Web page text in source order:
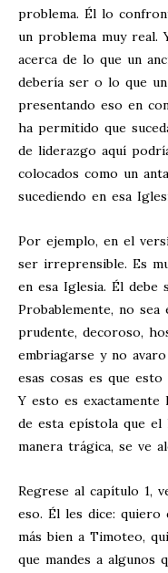
problema. Él lo
un problema muy real.
acerca de lo que un
debería ser o lo que
presentando eso en
ha permitido que
de liderazgo aquí
colocados como un
sucediendo en esa
Por ejemplo, en el
ser irreprensible. Es
en esa Iglesia. Él debe
Probablemente, no
prudente, decoroso,
embriagarse y no
esas cosas es que
Y esto es
de esta epístola que el
manera trágica, se ve
Regrese al capítulo 1,
eso. Él les dice: quiero
más bien a Timoteo,
que mandes a algunos